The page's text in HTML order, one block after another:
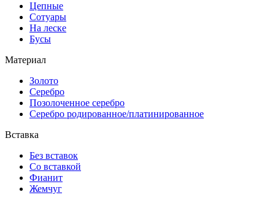
Цепные
Сотуары
На леске
Бусы
Материал
Золото
Серебро
Позолоченное серебро
Серебро родированное/платинированное
Вставка
Без вставок
Со вставкой
Фианит
Жемчуг